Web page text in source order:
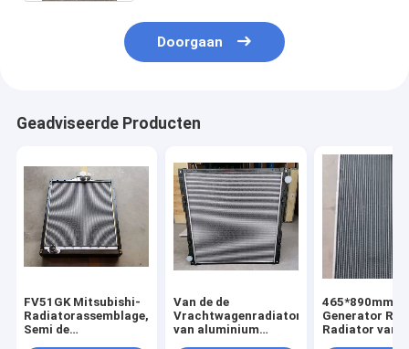
Doorgaan
Geadviseerde Producten
FV51GK Mitsubishi-
Radiatorassemblage,
Semi de
Van de de
Vrachtwagenradiator
van aluminium
465*890mm
Generator
Radiator van